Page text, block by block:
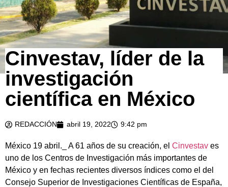
Cinvestav, líder de la
investigación
científica en México
REDACCIÓN abril 19, 2022 9:42 pm
México 19 abril._ A 61 años de su creación, el Cinvestav es
uno de los Centros de Investigación más importantes de
México y en fechas recientes diversos índices como el del
Consejo Superior de Investigaciones Científicas de España,